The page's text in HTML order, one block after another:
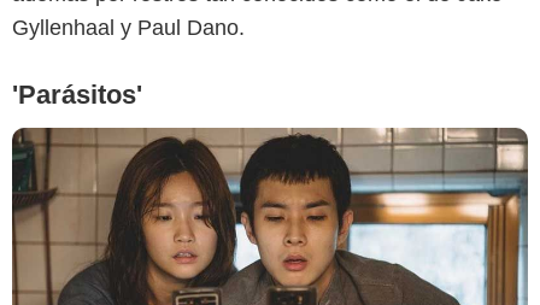
Gyllenhaal y Paul Dano.
'Parásitos'